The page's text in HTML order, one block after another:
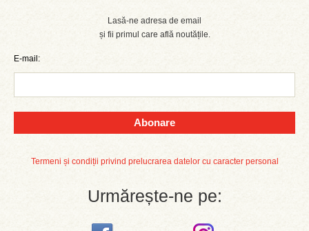
Lasă-ne adresa de email
și fii primul care află noutățile.
E-mail:
Abonare
Termeni și condiții privind prelucrarea datelor cu caracter personal
Urmărește-ne pe: